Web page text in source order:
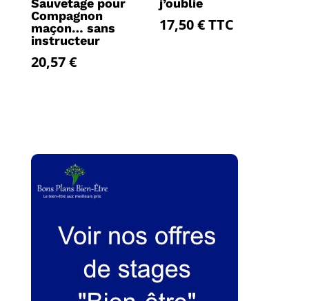
Sauvetage pour
Compagnon
maçon… sans
instructeur
20,57€
j’oublie
17,50€TTC